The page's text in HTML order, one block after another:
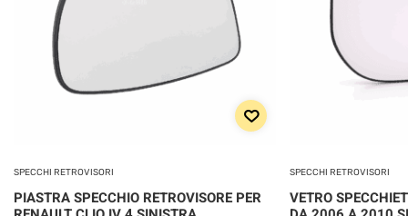
SPECCHI RETROVISORI
PIASTRA SPECCHIO RETROVISORE PER
SPECCHI RETROVISORI
VETRO